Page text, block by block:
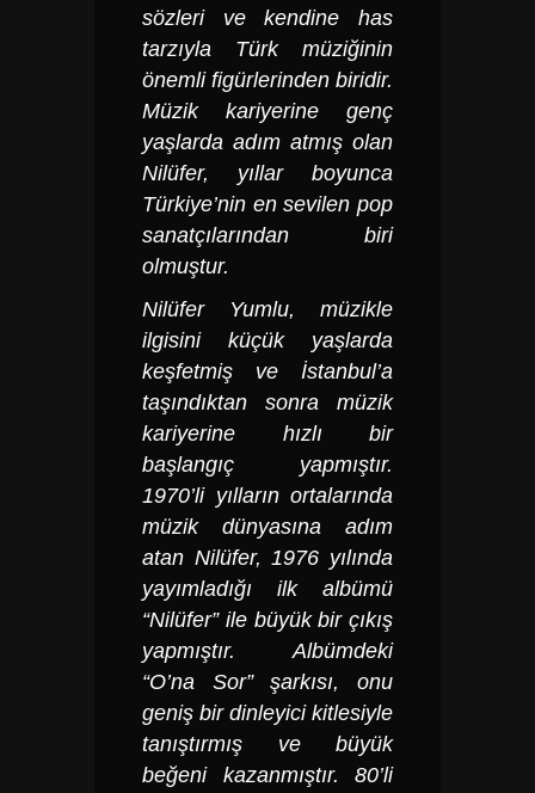
sözleri ve kendine has
tarzıyla Türk müziğinin
önemli figürlerinden biridir.
Müzik kariyerine genç
yaşlarda adım atmış olan
Nilüfer, yıllar boyunca
Türkiye’nin en sevilen pop
sanatçılarından biri
olmuştur.
Nilüfer Yumlu, müzikle
ilgisini küçük yaşlarda
keşfetmiş ve İstanbul’a
taşındıktan sonra müzik
kariyerine hızlı bir
başlangıç yapmıştır.
1970’li yılların ortalarında
müzik dünyasına adım
atan Nilüfer, 1976 yılında
yayımladığı ilk albümü
“Nilüfer” ile büyük bir çıkış
yapmıştır. Albümdeki
“O’na Sor” şarkısı, onu
geniş bir dinleyici kitlesiyle
tanıştırmış ve büyük
beğeni kazanmıştır. 80’li